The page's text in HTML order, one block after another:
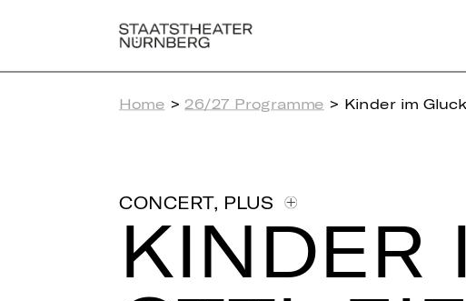
Home > 26/27 Programme > Kinder im
CONCERT, PLUS
KINDER